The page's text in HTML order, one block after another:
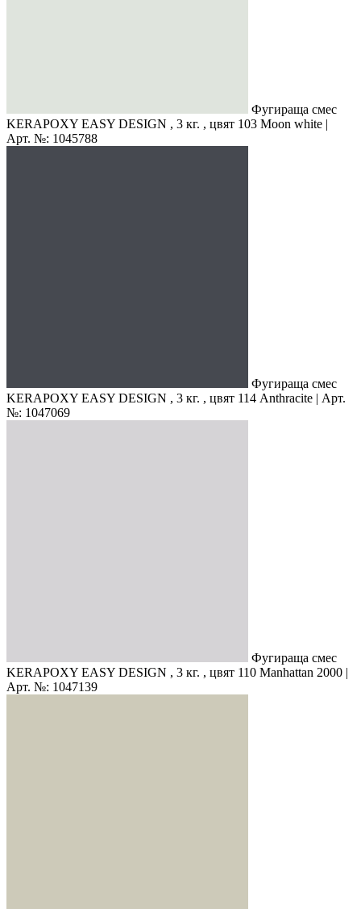
Фугираща смес
KERAPOXY EASY DESIGN , 3 кг. , цвят 103 Moon white |
Арт. №: 1045788
Фугираща смес
KERAPOXY EASY DESIGN , 3 кг. , цвят 114 Anthracite | Арт.
№: 1047069
Фугираща смес
KERAPOXY EASY DESIGN , 3 кг. , цвят 110 Manhattan 2000 |
Арт. №: 1047139